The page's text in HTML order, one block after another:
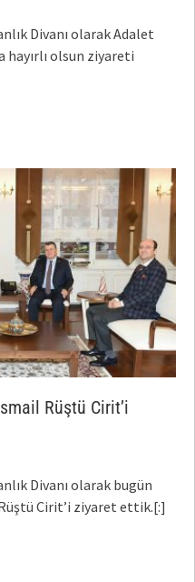
Divanı olarak Adalet
hayırlı olsun ziyareti
Rüştü Cirit’i
Divanı olarak bugün
Cirit’i ziyaret ettik.[:]